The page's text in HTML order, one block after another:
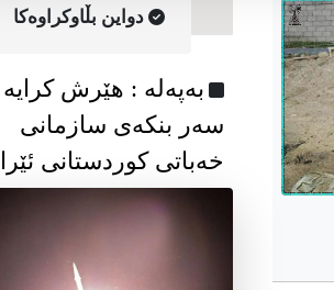
دواین بڵاوکراوه‌کا
به‌په‌له‌ : هێرش کرایە
سەر بنکەی سازمانی
خەباتی کوردستانی